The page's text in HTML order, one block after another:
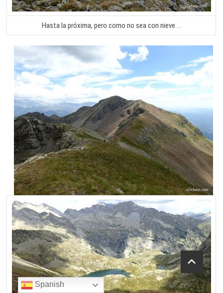
Hasta la próxima, pero como no sea con nieve …
Spanish